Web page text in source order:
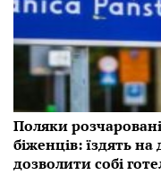
Поляки
біженців: їздять
дозволити собі